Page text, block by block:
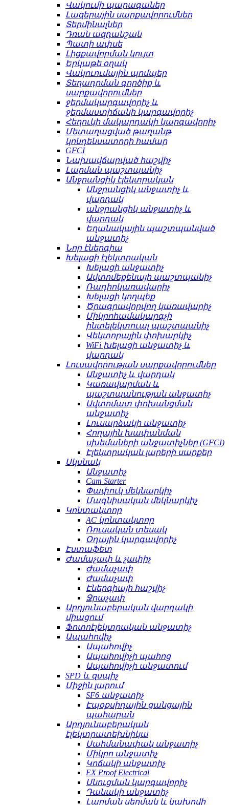
Վակումի պարագաներ
Լազերային սարքավորումներ
Տերմինալներ
Դռան ազդանշան
Պատի ափսե
Լիցքավորման կույտ
Երկաթե օղակ
Վակուումային պոմպեր
Տեղադրման գործիք և
սարքավորումներ
ջերմակարգավորիչ և
ջերմաստիճանի կարգավորիչ
Հեղուկի մակարդակի կարգավորիչ
Մետաղացված թաղանթ
կոնդենսատորի համար
GFCI
Նախավճարված հաշվիչ
Լարման պաշտպանիչ
Անջրանցիկ էլեկտրական
Անջրանցիկ անջատիչ և
վարդակ
անջրանցիկ անջատիչ և
վարդակ
Եղանակային պաշտպանված
անջատիչ
Նոր էներգիա
Խելացի էլեկտրական
Խելացի անջատիչ
Ավտոմեքենայի պաշտպանիչ
Ռադիոկառավարիչ
Խելացի կողպեք
Ծրագրավորվող կառավարիչ
Միկրոհամակարգչի
ինտելեկտուալ պաշտպանիչ
Վեկտորային փոխարկիչ
WiFi խելացի անջատիչ և
վարդակ
Լուսավորության սարքավորումներ
Անջատիչ և վարդակ
Կառավարման և
պաշտպանության անջատիչ
Ավտոմատ փոխանցման
անջատիչ
Լուսարձակի անջատիչ
Հողային խափանման
սխեմաների անջատիչներ (GFCI)
Էլեկտրական լարերի սարքեր
Սկսնակ
Անջատիչ
Cam Starter
Փափուկ մեկնարկիչ
Մագնիսական մեկնարկիչ
Կոնտակտոր
AC կոնտակտոր
Ռուսական տեսակ
Օդային կարգավորիչ
Էստաֆետ
Ժամաչափ և չափիչ
Ժամաչափ
Ժամաչափ
Էներգիայի հաշվիչ
Ջրաչափ
Արդյունաբերական վարդակի
միացում
Ֆոտոէլեկտրական անջատիչ
Ապահովիչ
Ապահովիչ
Ապահովիչի պահոց
Ապահովիչի անջատում
SPD և զսպիչ
Միջին լարում
SF6 անջատիչ
Էպօքսիդային ցանցային
պահարան
Արդյունաբերական
էլեկտրատեխնիկա
Սահմանափակ անջատիչ
Միկրո անջատիչ
Կոճակի անջատիչ
EX Proof Electrical
Սնուցման կարգավորիչ
Դանակի անջատիչ
Լարման սեղմակ և կախովի